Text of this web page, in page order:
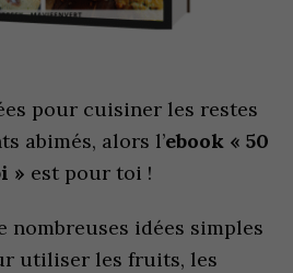
pour cuisiner les restes
abimés, alors l’ebook « 50
» est pour toi !
nombreuses idées simples
utiliser les fruits, les